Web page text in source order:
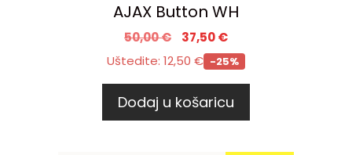
AJAX Button WH
50,00€ 37,50€
Uštedite: 12,50 € -25%
Dodaj u košaricu